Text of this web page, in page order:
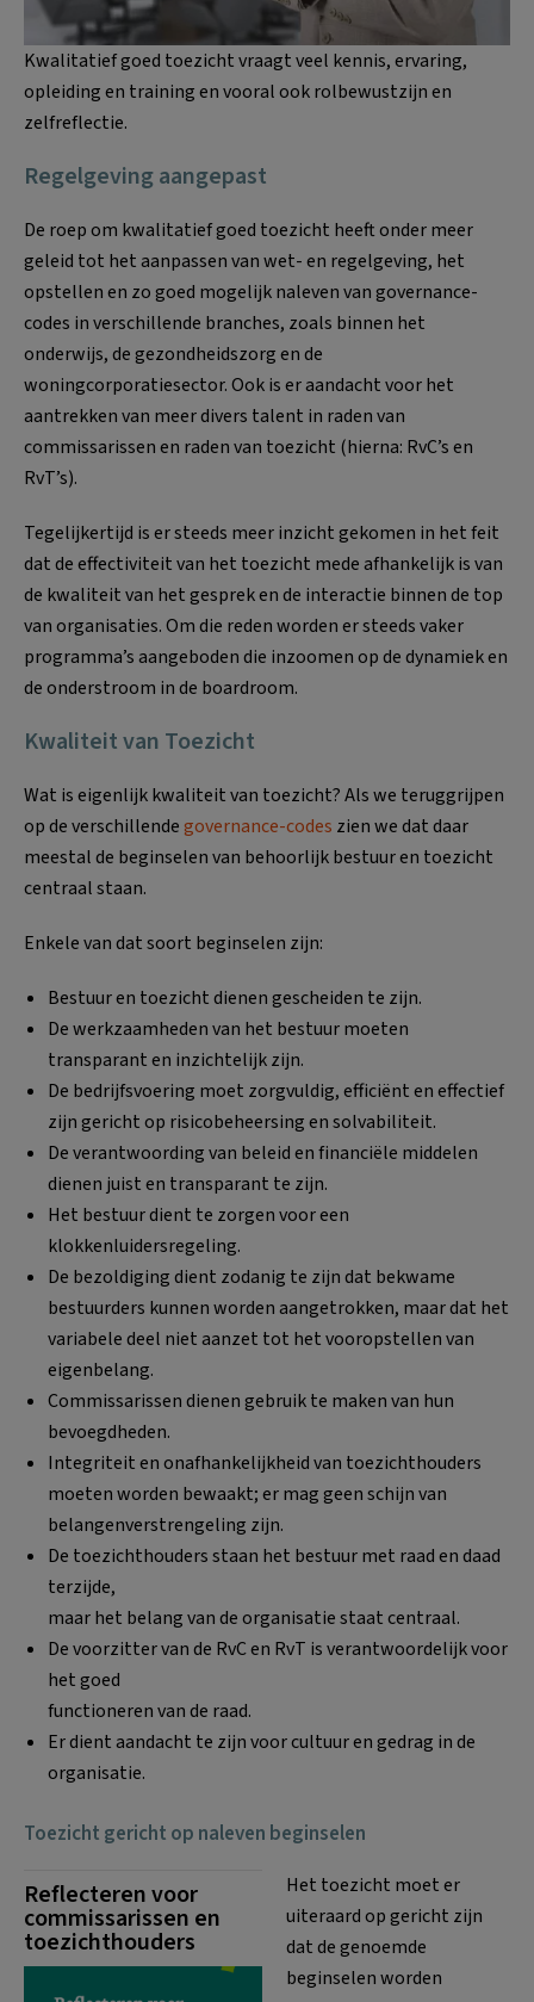
Kwalitatief goed toezicht vraagt veel kennis, ervaring,
opleiding en training en vooral ook rolbewustzijn en
zelfreflectie.
Regelgeving aangepast
De roep om kwalitatief goed toezicht heeft onder meer
geleid tot het aanpassen van wet- en regelgeving, het
opstellen en zo goed mogelijk naleven van governance-
codes in verschillende branches, zoals binnen het
onderwijs, de gezondheidszorg en de
woningcorporatiesector. Ook is er aandacht voor het
aantrekken van meer divers talent in raden van
commissarissen en raden van toezicht (hierna: RvC’s en
RvT’s).
Tegelijkertijd is er steeds meer inzicht gekomen in het feit
dat de effectiviteit van het toezicht mede afhankelijk is van
de kwaliteit van het gesprek en de interactie binnen de top
van organisaties. Om die reden worden er steeds vaker
programma’s aangeboden die inzoomen op de dynamiek en
de onderstroom in de boardroom.
Kwaliteit van Toezicht
Wat is eigenlijk kwaliteit van toezicht? Als we teruggrijpen
op de verschillendegovernance-codes zien we dat daar
meestal de beginselen van behoorlijk bestuur en toezicht
centraal staan.
Enkele van dat soort beginselen zijn:
Bestuur en toezicht dienen gescheiden te zijn.
De werkzaamheden van het bestuur moeten
transparant en inzichtelijk zijn.
De bedrijfsvoering moet zorgvuldig, efficiënt en effectief
zijn gericht op risicobeheersing en solvabiliteit.
De verantwoording van beleid en financiële middelen
dienen juist en transparant te zijn.
Het bestuur dient te zorgen voor een
klokkenluidersregeling.
De bezoldiging dient zodanig te zijn dat bekwame
bestuurders kunnen worden aangetrokken, maar dat het
variabele deel niet aanzet tot het vooropstellen van
eigenbelang.
Commissarissen dienen gebruik te maken van hun
bevoegdheden.
Integriteit en onafhankelijkheid van toezichthouders
moeten worden bewaakt; er mag geen schijn van
belangenverstrengeling zijn.
De toezichthouders staan het bestuur met raad en daad
terzijde,
maar het belang van de organisatie staat centraal.
De voorzitter van de RvC en RvT is verantwoordelijk voor
het goed
functioneren van de raad.
Er dient aandacht te zijn voor cultuur en gedrag in de
organisatie.
Toezicht gericht op naleven beginselen
Reflecteren voor
commissarissen en
toezichthouders
Het toezicht moet er
uiteraard op gericht zijn
dat de genoemde
beginselen worden